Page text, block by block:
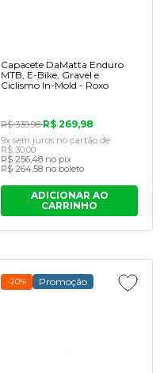
Capacete DaMatta Enduro
MTB, E-Bike, Gravel e
Ciclismo In-Mold - Roxo
R$ 339,98R$ 269,98
9x sem juros no cartão de
R$ 30,00
R$ 256,48 no pix
R$ 264,58 no boleto
ADICIONAR AO
CARRINHO
-20% Promoção